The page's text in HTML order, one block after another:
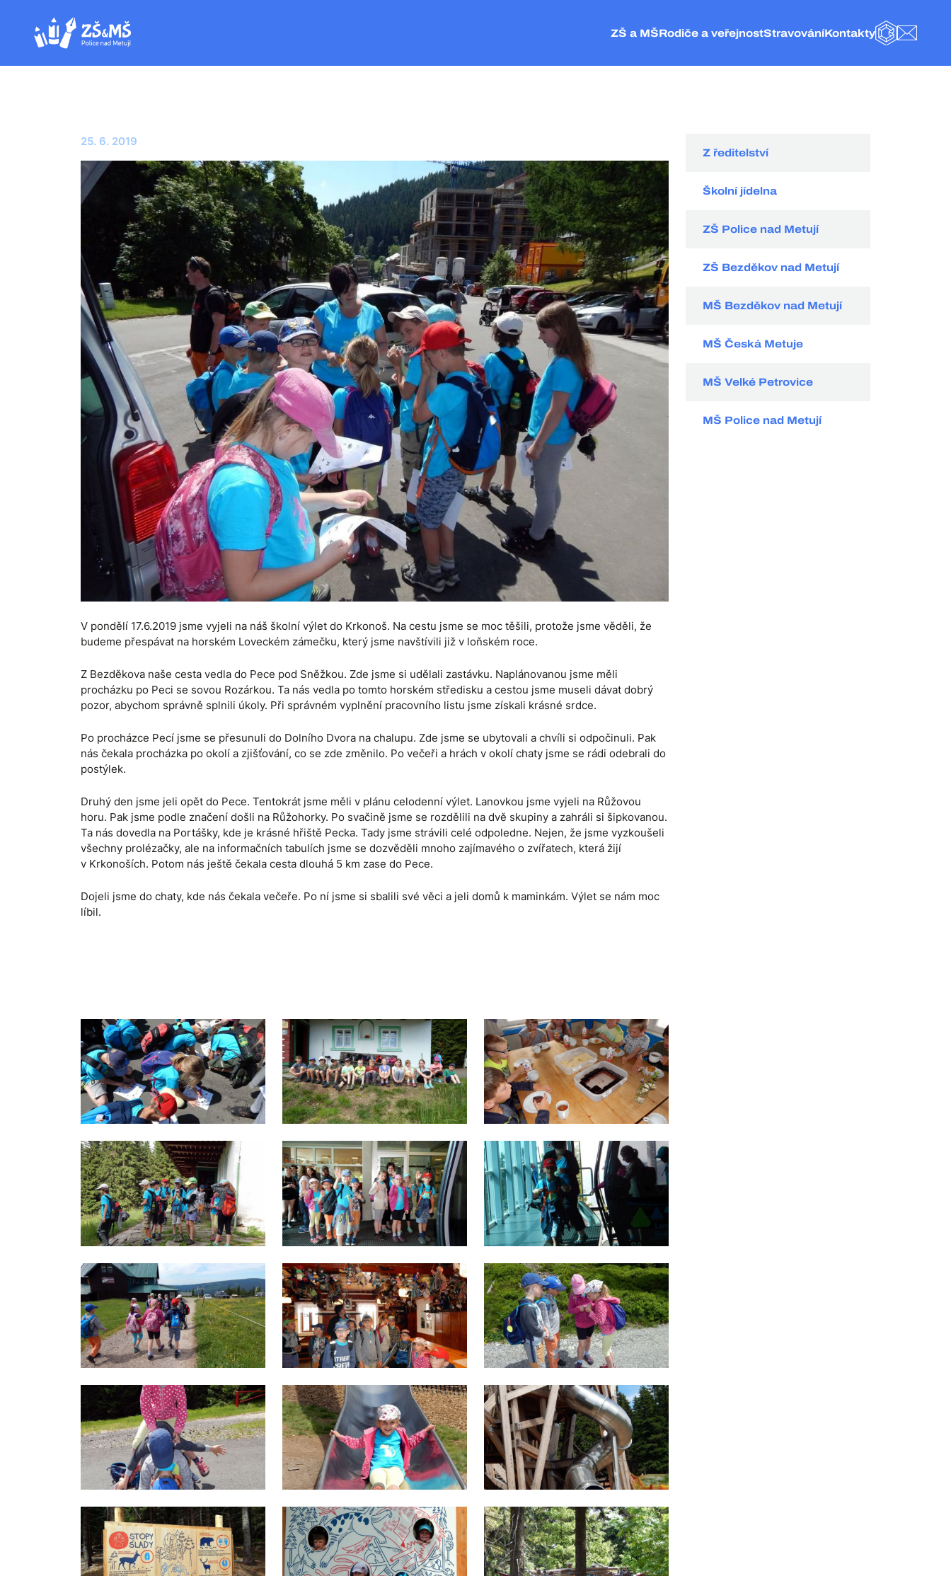
ZŠ a MŠRodiče a veřejnost
Hospodářská činnost
Externí odkazy
Stravování
Kategorie strávníků
Spotřební koš
Kontakty
BAKALÁŘI
E-MAIL
25. 6. 2019
V pondělí 17.6.2019 jsme vyjeli na náš školní výlet do Krkonoš. Na cestu jsme se moc těšili, protože jsme věděli, že
budeme přespávat na horském Loveckém zámečku, který jsme navštívili již v loňském roce.
Z Bezděkova naše cesta vedla do Pece pod Sněžkou. Zde jsme si udělali zastávku. Naplánovanou jsme měli
procházku po Peci se sovou Rozárkou. Ta nás vedla po tomto horském středisku a cestou jsme museli dávat dobrý
pozor, abychom správně splnili úkoly. Při správném vyplnění pracovního listu jsme získali krásné srdce.
Po procházce Pecí jsme se přesunuli do Dolního Dvora na chalupu. Zde jsme se ubytovali a chvíli si odpočinuli. Pak
nás čekala procházka po okolí a zjišťování, co se zde změnilo. Po večeři a hrách v okolí chaty jsme se rádi odebrali do
postýlek.
Druhý den jsme jeli opět do Pece. Tentokrát jsme měli v plánu celodenní výlet. Lanovkou jsme vyjeli na Růžovou
horu. Pak jsme podle značení došli na Růžohorky. Po svačině jsme se rozdělili na dvě skupiny a zahráli si šipkovanou.
Ta nás dovedla na Portášky, kde je krásné hřiště Pecka. Tady jsme strávili celé odpoledne. Nejen, že jsme vyzkoušeli
všechny prolézačky, ale na informačních tabulích jsme se dozvěděli mnoho zajímavého o zvířatech, která žijí
v Krkonoších. Potom nás ještě čekala cesta dlouhá 5 km zase do Pece.
Dojeli jsme do chaty, kde nás čekala večeře. Po ní jsme si sbalili své věci a jeli domů k maminkám. Výlet se nám moc
líbil.
Z ředitelství
Školní jídelna
ZŠ Police nad Metují
ZŠ Bezděkov nad Metují
MŠ Bezděkov nad Metují
MŠ Česká Metuje
MŠ Velké Petrovice
MŠ Police nad Metují